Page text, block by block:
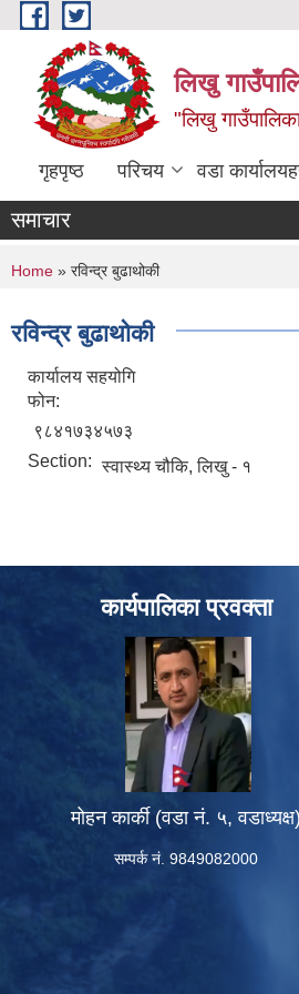
Skip to main content
लिखु
"लिखु
गृहपृष्ठ परिचय वडा
समाचार
You are here
Home » रविन्द्र बुढाथोकी
रविन्द्र बुढाथोकी
कार्यालय सहयोगि
फोन:
९८४१७३४५७३
Section: स्वास्थ्य चौकि, लिखु - १
कार्यपालिका प्रवक्ता
मोहन कार्की (वडा नं. ५, वडाध्यक्ष)
सम्पर्क नं. 9849082000